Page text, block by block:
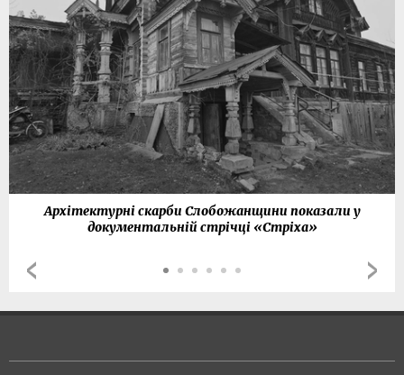
Архітектурні скарби Слобожанщини показали у
документальній стрічці «Стріха»